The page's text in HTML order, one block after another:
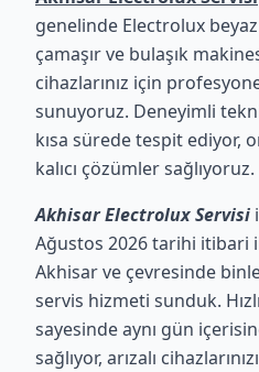
genelinde Electrolux
çamaşır ve bulaşık
cihazlarınız için
sunuyoruz. Deneyimli
kısa sürede tespit ediyor,
kalıcı çözümler sağlıyoruz.
Akhisar Electrolux Servisi
Ağustos 2026 tarihi itibari
Akhisar ve çevresinde
servis hizmeti sunduk.
sayesinde aynı gün
sağlıyor, arızalı